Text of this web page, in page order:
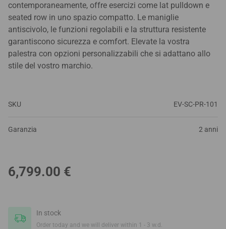
contemporaneamente, offre esercizi come lat pulldown e
seated row in uno spazio compatto. Le maniglie
antiscivolo, le funzioni regolabili e la struttura resistente
garantiscono sicurezza e comfort. Elevate la vostra
palestra con opzioni personalizzabili che si adattano allo
stile del vostro marchio.
SKU EV-SC-PR-101
Garanzia 2 anni
6,799.00 €
In stock
Order today and we will deliver within 1 - 3 w.d.